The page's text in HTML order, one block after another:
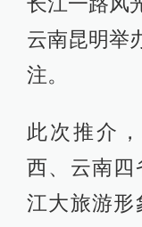
云南昆明举
注。
此次推介
西、云南四
江大旅游形